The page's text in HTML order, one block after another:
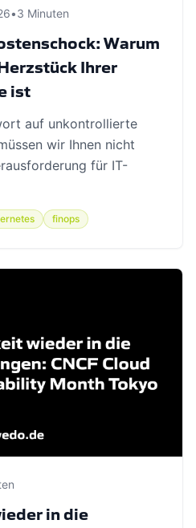
•3 Minuten
Warum
Ihrer
ist
auf unkontrollierte
wir Ihnen nicht
für IT-
finops
in die